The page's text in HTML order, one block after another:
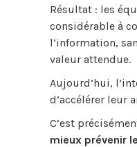
Résultat : les
considérable à
l’information,
valeur attendue.
Aujourd’hui,
d’accélérer leur
C’est
mieux prévenir